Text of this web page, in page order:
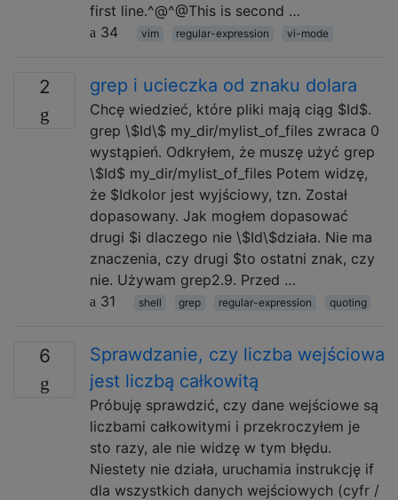
first line.^@^@This is second …
34
vim regular-expression vi-mode
2 grep i ucieczka od znaku dolara
Chcę wiedzieć, które pliki mają ciąg $Id$.
grep \$Id\$ my_dir/mylist_of_files zwraca 0
wystąpień. Odkryłem, że muszę użyć grep
\$Id$ my_dir/mylist_of_files Potem widzę,
że $Idkolor jest wyjściowy, tzn. Został
dopasowany. Jak mogłem dopasować
drugi $i dlaczego nie \$Id\$działa. Nie ma
znaczenia, czy drugi $to ostatni znak, czy
nie. Używam grep2.9. Przed …
31
shell grep regular-expression quoting
6
Sprawdzanie, czy liczba wejściowa
jest liczbą całkowitą
Próbuję sprawdzić, czy dane wejściowe są
liczbami całkowitymi i przekroczyłem je
sto razy, ale nie widzę w tym błędu.
Niestety nie działa, uruchamia instrukcję if
dla wszystkich danych wejściowych (cyfr /